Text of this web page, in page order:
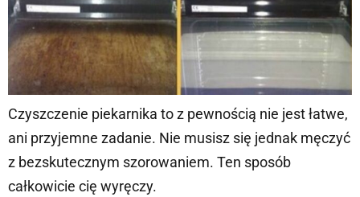
Czyszczenie piekarnika to z pewnością nie jest łatwe,
ani przyjemne zadanie. Nie musisz się jednak męczyć
z bezskutecznym szorowaniem. Ten sposób
całkowicie cię wyręczy.